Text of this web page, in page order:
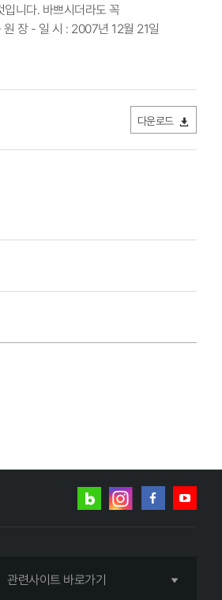
입니다. 바쁘시더라도 꼭
장 - 일 시 : 2007년 12월 21일
다운로드
네이버
인스타그램
관련사이트 바로가기